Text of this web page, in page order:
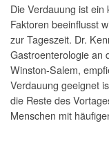
Die Verdauung ist
Faktoren beeinflusst
zur Tageszeit. Dr.
Gastroenterologie an
Winston-Salem,
Verdauung geeignet
die Reste des
Menschen mit